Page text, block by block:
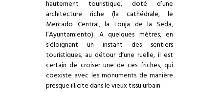
hautement touristique, doté d’une
architecture riche (la cathédrale, le
Mercado Central, la Lonja de la Seda,
l’Ayuntamiento). A quelques mètres, en
s’éloignant un instant des sentiers
touristiques, au détour d’une ruelle, il est
certain de croiser une de ces friches, qui
coexiste avec les monuments de manière
presque illicite dans le vieux tissu urbain.